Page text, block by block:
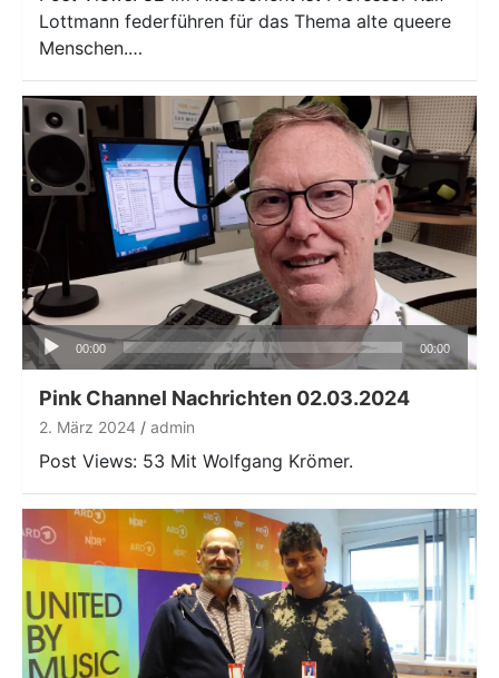
Lottmann federführen für das Thema alte queere
Menschen.…
Audio-
Player
00:00 00:00
Pink Channel Nachrichten 02.03.2024
2. März 2024 admin
Post Views: 53 Mit Wolfgang Krömer.